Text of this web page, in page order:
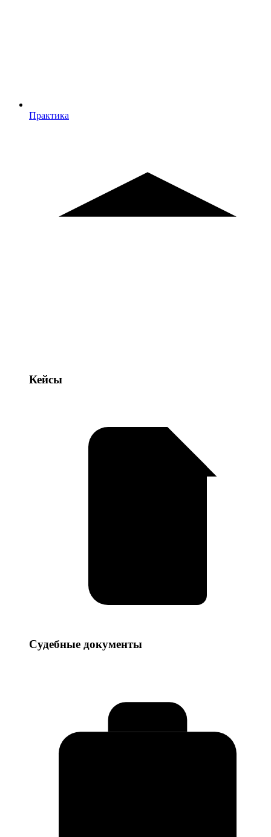
Практика
Практика
Кейсы
Кейсы
Судебные
Судебные документы